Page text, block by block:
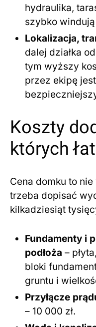
hydraulika,
szybko
Lokalizacja,
dalej działka
tym wyższy
przez ekipę
Koszty
których
Cena domku to
trzeba dopisać
kilkadziesiąt
Fundamenty i
podłoża –
bloki
gruntu i
Przyłącze
– 10 000 zł.